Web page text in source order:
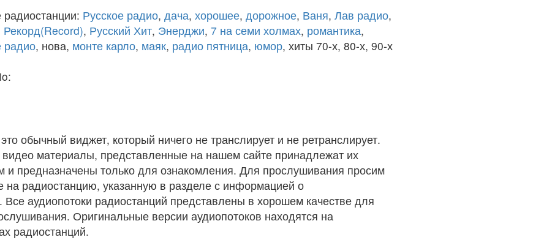
Русское радио, дача, хорошее, дорожное, Ваня, Лав радио,
Рекорд(Record), Русский Хит, Энерджи, 7 на семи холмах, романтика,
радио, нова, монте карло, маяк, радио пятница, юмор, хиты 70-х, 80-х, 90-х
обычный виджет, который ничего не транслирует и не ретранслирует.
материалы, представленные на нашем сайте принадлежат их
и предназначены только для ознакомления. Для прослушивания просим
на радиостанцию, указанную в разделе с информацией о
. Все аудиопотоки радиостанций представлены в хорошем качестве для
Оригинальные версии аудиопотоков находятся на
радиостанций.